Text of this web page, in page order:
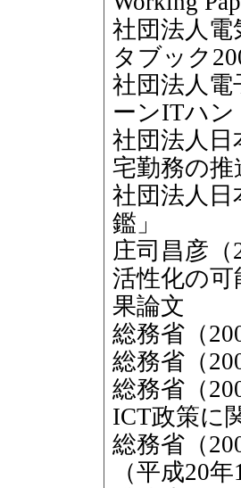
社団法人電
タブック
社団法人電
ーンITハン
社団法人日
宅勤務の
社団法人日
鑑」
庄司昌彦
活性化の
果論文
総務省（
総務省（
総務省（
ICT政策に
総務省（
（平成20